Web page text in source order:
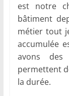
est notre
bâtiment
métier tout
accumulée
avons des
permettent
la durée.